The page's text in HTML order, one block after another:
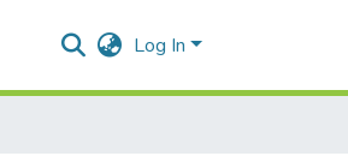
Log In